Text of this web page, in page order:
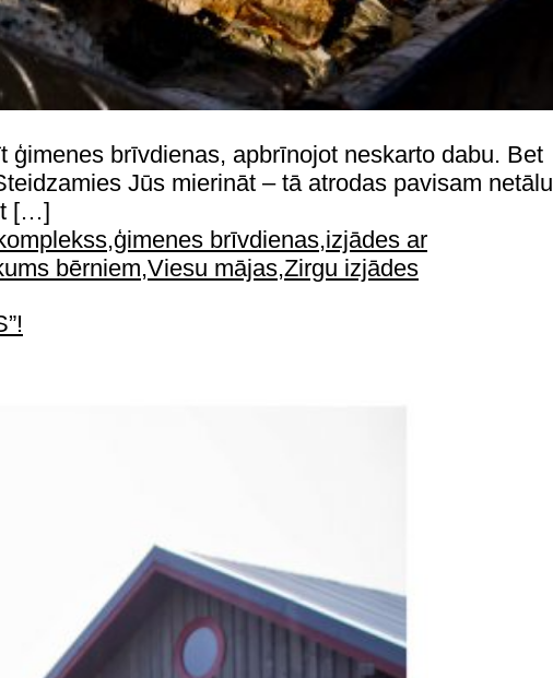
brīvdienas, apbrīnojot neskarto dabu. Bet
Jūs mierināt – tā atrodas pavisam netālu
[…]
,ģimenes brīvdienas,izjādes ar
bērniem,Viesu mājas,Zirgu izjādes